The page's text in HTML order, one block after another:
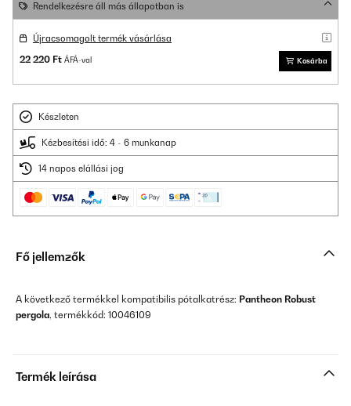
Rendelkezésre áll más állapotban is
Újracsomagolt termék vásárlása
22 220 Ft ÁFÁ-val Kosárba
Készleten
Kézbesítési idő: 4 - 6 munkanap
14 napos elállási jog
Fő jellemzők
A következő termékkel kompatibilis pótalkatrész: Pantheon Robust
pergola, termékkód: 10046109
Termék leírása